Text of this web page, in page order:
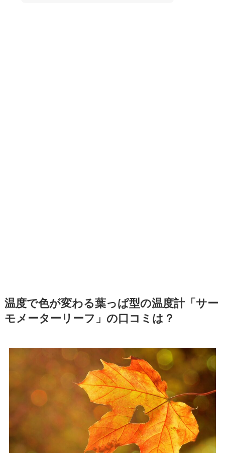
温度で色が変わる葉っぱ型の温度計「サー
モメーターリーフ」の口コミは？